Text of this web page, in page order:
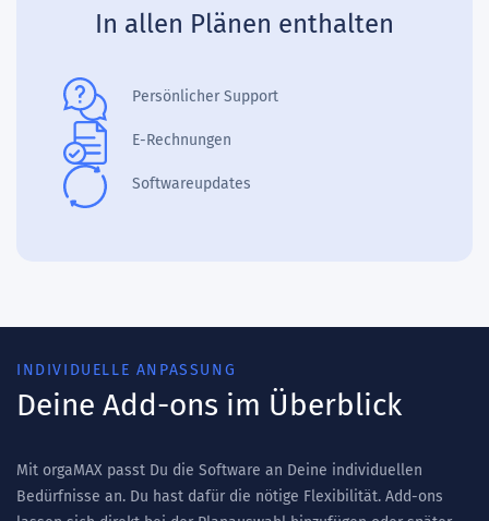
In allen Plänen enthalten
Persönlicher Support
E-Rechnungen
Softwareupdates
INDIVIDUELLE ANPASSUNG
Deine Add-ons im Überblick
Mit orgaMAX passt Du die Software an Deine individuellen
Bedürfnisse an. Du hast dafür die nötige Flexibilität. Add-ons